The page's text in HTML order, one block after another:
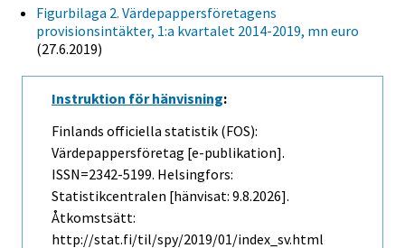
Figurbilaga 2. Värdepappersföretagens
provisionsintäkter, 1:a kvartalet 2014-2019, mn euro
(27.6.2019)
Instruktion för hänvisning:
Finlands officiella statistik (FOS):
Värdepappersföretag [e-publikation].
ISSN=2342-5199. Helsingfors:
Statistikcentralen [hänvisat: 9.8.2026].
Åtkomstsätt:
http://stat.fi/til/spy/2019/01/index_sv.html